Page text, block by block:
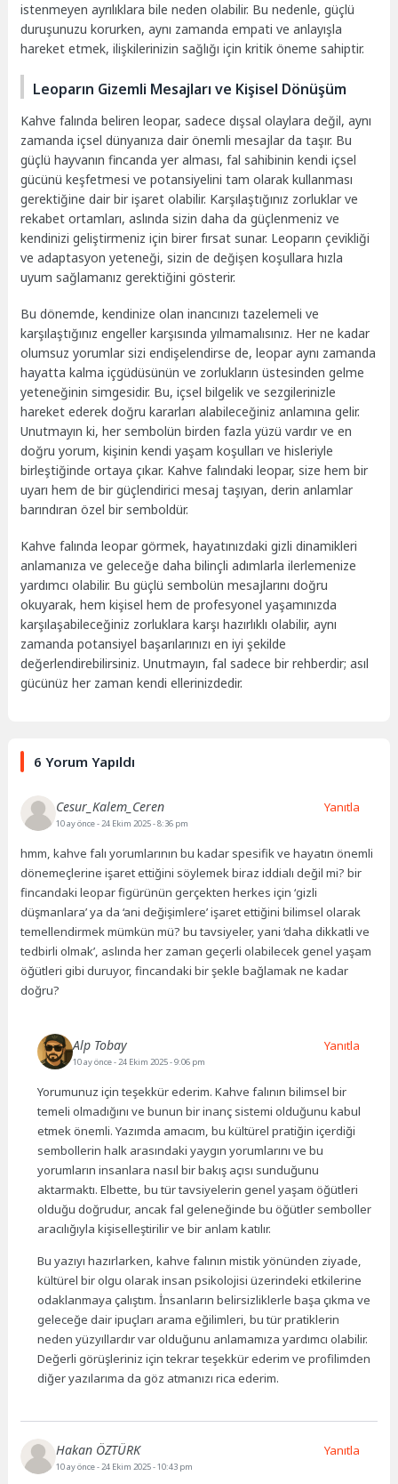
istenmeyen ayrılıklara bile neden olabilir. Bu nedenle, güçlü
duruşunuzu korurken, aynı zamanda empati ve anlayışla
hareket etmek, ilişkilerinizin sağlığı için kritik öneme sahiptir.
Leoparın Gizemli Mesajları ve Kişisel Dönüşüm
Kahve falında beliren leopar, sadece dışsal olaylara değil, aynı
zamanda içsel dünyanıza dair önemli mesajlar da taşır. Bu
güçlü hayvanın fincanda yer alması, fal sahibinin kendi içsel
gücünü keşfetmesi ve potansiyelini tam olarak kullanması
gerektiğine dair bir işaret olabilir. Karşılaştığınız zorluklar ve
rekabet ortamları, aslında sizin daha da güçlenmeniz ve
kendinizi geliştirmeniz için birer fırsat sunar. Leoparın çevikliği
ve adaptasyon yeteneği, sizin de değişen koşullara hızla
uyum sağlamanız gerektiğini gösterir.
Bu dönemde, kendinize olan inancınızı tazelemeli ve
karşılaştığınız engeller karşısında yılmamalısınız. Her ne kadar
olumsuz yorumlar sizi endişelendirse de, leopar aynı zamanda
hayatta kalma içgüdüsünün ve zorlukların üstesinden gelme
yeteneğinin simgesidir. Bu, içsel bilgelik ve sezgilerinizle
hareket ederek doğru kararları alabileceğiniz anlamına gelir.
Unutmayın ki, her sembolün birden fazla yüzü vardır ve en
doğru yorum, kişinin kendi yaşam koşulları ve hisleriyle
birleştiğinde ortaya çıkar. Kahve falındaki leopar, size hem bir
uyarı hem de bir güçlendirici mesaj taşıyan, derin anlamlar
barındıran özel bir semboldür.
Kahve falında leopar görmek, hayatınızdaki gizli dinamikleri
anlamanıza ve geleceğe daha bilinçli adımlarla ilerlemenize
yardımcı olabilir. Bu güçlü sembolün mesajlarını doğru
okuyarak, hem kişisel hem de profesyonel yaşamınızda
karşılaşabileceğiniz zorluklara karşı hazırlıklı olabilir, aynı
zamanda potansiyel başarılarınızı en iyi şekilde
değerlendirebilirsiniz. Unutmayın, fal sadece bir rehberdir; asıl
gücünüz her zaman kendi ellerinizdedir.
6 Yorum Yapıldı
Cesur_Kalem_Ceren
10 ay önce- 24 Ekim 2025 - 8:36 pm
hmm, kahve falı yorumlarının bu kadar spesifik ve hayatın önemli
dönemeçlerine işaret ettiğini söylemek biraz iddialı değil mi? bir
fincandaki leopar figürünün gerçekten herkes için ‘gizli
düşmanlara’ ya da ‘ani değişimlere’ işaret ettiğini bilimsel olarak
temellendirmek mümkün mü? bu tavsiyeler, yani ‘daha dikkatli ve
tedbirli olmak’, aslında her zaman geçerli olabilecek genel yaşam
öğütleri gibi duruyor, fincandaki bir şekle bağlamak ne kadar
doğru?
Yanıtla
Alp Tobay
10 ay önce- 24 Ekim 2025 - 9:06 pm
Yorumunuz için teşekkür ederim. Kahve falının bilimsel bir
temeli olmadığını ve bunun bir inanç sistemi olduğunu kabul
etmek önemli. Yazımda amacım, bu kültürel pratiğin içerdiği
sembollerin halk arasındaki yaygın yorumlarını ve bu
yorumların insanlara nasıl bir bakış açısı sunduğunu
aktarmaktı. Elbette, bu tür tavsiyelerin genel yaşam öğütleri
olduğu doğrudur, ancak fal geleneğinde bu öğütler semboller
aracılığıyla kişiselleştirilir ve bir anlam katılır.
Bu yazıyı hazırlarken, kahve falının mistik yönünden ziyade,
kültürel bir olgu olarak insan psikolojisi üzerindeki etkilerine
odaklanmaya çalıştım. İnsanların belirsizliklerle başa çıkma ve
geleceğe dair ipuçları arama eğilimleri, bu tür pratiklerin
neden yüzyıllardır var olduğunu anlamamıza yardımcı olabilir.
Değerli görüşleriniz için tekrar teşekkür ederim ve profilimden
diğer yazılarıma da göz atmanızı rica ederim.
Yanıtla
Hakan ÖZTÜRK
10 ay önce- 24 Ekim 2025 - 10:43 pm
Yanıtla